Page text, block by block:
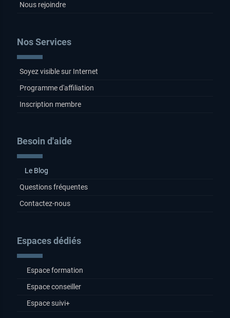
Nous rejoindre
Nos Services
Soyez visible sur Internet
Programme d'affiliation
Inscription membre
Besoin d'aide
Le Blog
Questions fréquentes
Contactez-nous
Espaces dédiés
Espace formation
Espace conseiller
Espace suivi+